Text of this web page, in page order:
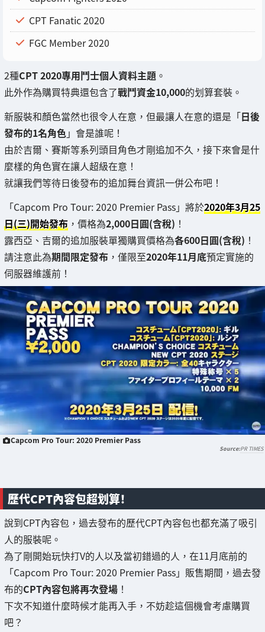
CPT Fanatic 2020
FGC Member 2020
2種CPT 2020專用鬥士個人資料主題 。
此外作為購買特典還包含了戰鬥資金10,000的划算套裝。
新服裝和顏色當然也很令人在意，但最讓人在意的還是「日後
發布的1名角色」會是誰呢！
由於吉爾、賽斯等系列頭目角色才剛追加不久，接下來會是什
麼樣的角色實在讓人超級在意！
就讓我們等待日後發布的追加舞台資訊一併公布吧！
「Capcom Pro Tour: 2020 Premier Pass」將於2020年3月25
日(三)開始發布 ，價格為2,000日圓(含稅) ！
露西亞、吉爾的追加服裝單獨購買價格為各600日圓(含稅) ！
請注意此為期間限定發布 ，僅限至2020年11月底預定實施的
伺服器維護前！
Capcom Pro Tour: 2020 Premier Pass
PR TIMES
歷代CPT內容包超划算！
說到CPT內容包，過去發布的歷代CPT內容包也都充滿了吸引
人的服裝呢。
為了剛開始玩快打V的人以及當初錯過的人，在11月底前的
「Capcom Pro Tour: 2020 Premier Pass」販售期間，過去發
布的CPT內容包將再次登場 ！
下次不知道什麼時候才能再入手，不妨趁這個機會考慮購買
吧？